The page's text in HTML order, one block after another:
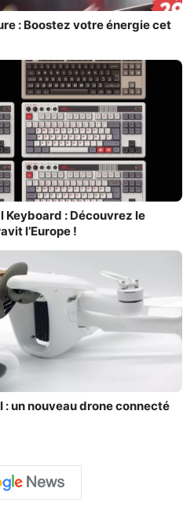
: Boostez votre énergie cet
: Découvrez le
l’Europe !
: un nouveau drone connecté